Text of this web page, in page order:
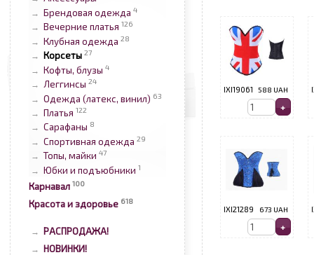
→ Брендовая одежда 4
→ Вечерние платья 126
→ Клубная одежда 28
→ Корсеты 27
→ Кофты, блузы 4
→ Леггинсы 24
→ Одежда (латекс, винил) 63
→ Платья 122
→ Сарафаны 8
→ Спортивная одежда 29
→ Топы, майки 47
→ Юбки и подъюбники 1
Карнавал 100
Красота и здоровье 618
→ РАСПРОДАЖА!
→ НОВИНКИ!
IXI19061 588 UAH
IXI21289 673 UAH